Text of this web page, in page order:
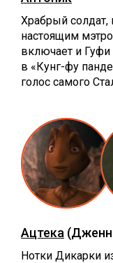
Храбрый солдат,
настоящим
включает и Гуфи
в «Кунг-фу
голос самого
Ацтека
Нотки Дикарки